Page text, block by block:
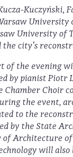
Kuczyński,
University
University of
city’s
of the evening
by pianist Piotr
Chamber Choir
the event,
to the
by the State
of Architecture
will also